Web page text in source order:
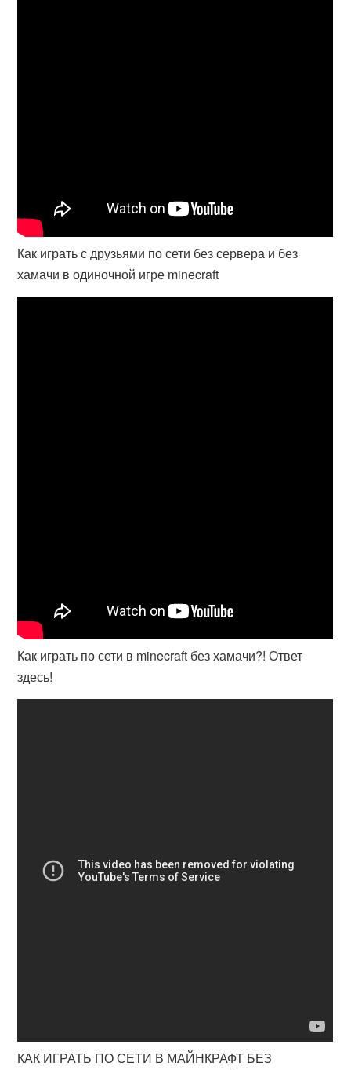
Как играть с друзьями по сети без сервера и без
хамачи в одиночной игре minecraft
Как играть по сети в minecraft без хамачи?! Ответ
здесь!
КАК ИГРАТЬ ПО СЕТИ В МАЙНКРАФТ БЕЗ